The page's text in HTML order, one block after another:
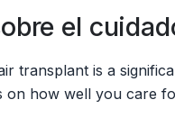
el
transplant is a
how well you care